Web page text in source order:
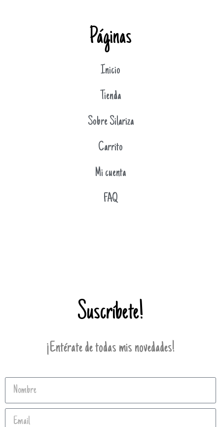
Páginas
Inicio
Tienda
Sobre Silariza
Carrito
Mi cuenta
FAQ
Suscríbete!
¡Entérate de todas mis novedades!